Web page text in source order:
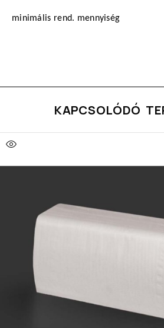
minimális rend. mennyiség
KAPCSOLÓDÓ